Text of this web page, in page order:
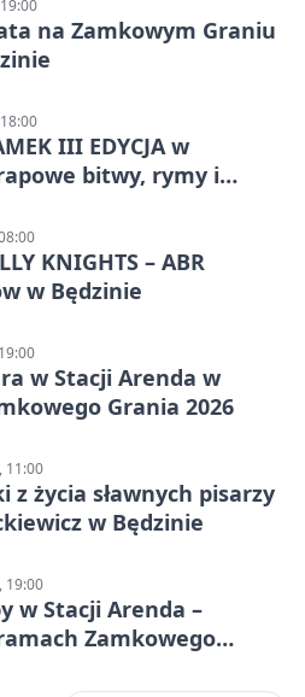
na Zamkowym Graniu
III EDYCJA w
bitwy, rymy i
KNIGHTS – ABR
w Będzinie
w Stacji Arenda w
Grania 2026
11:00
z życia sławnych pisarzy
w Będzinie
19:00
w Stacji Arenda –
Zamkowego